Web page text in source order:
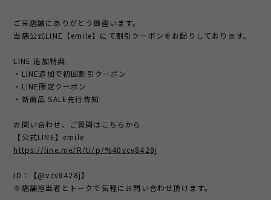
ご来店誠にありがとう御座います。
当店公式LINE【emile】にて割引クーポンをお配りしております。
LINE 追加特典
・LINE追加で初回割引クーポン
・LINE限定クーポン
・新商品 SALE先行告知
お問い合わせ、ご質問はこちらから
【公式LINE】emile
https://line.me/R/ti/p/%40vcv8428j
ID：【@vcv8428j】
※店舗担当者とトークで気軽にお問い合わせ頂けます。